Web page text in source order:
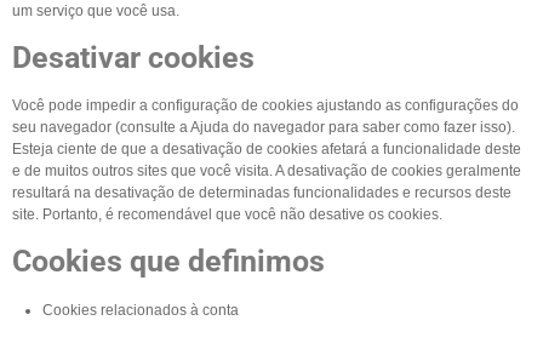
um serviço que você usa.
Desativar cookies
Você pode impedir a configuração de cookies ajustando as configurações do
seu navegador (consulte a Ajuda do navegador para saber como fazer isso).
Esteja ciente de que a desativação de cookies afetará a funcionalidade deste
e de muitos outros sites que você visita. A desativação de cookies geralmente
resultará na desativação de determinadas funcionalidades e recursos deste
site. Portanto, é recomendável que você não desative os cookies.
Cookies que definimos
Cookies relacionados à conta